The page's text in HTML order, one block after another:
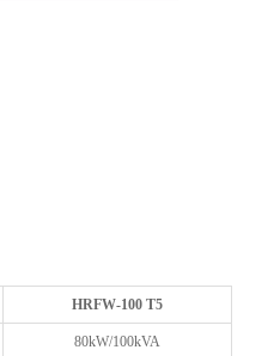
HRFW-100 T5
80kW/100kVA